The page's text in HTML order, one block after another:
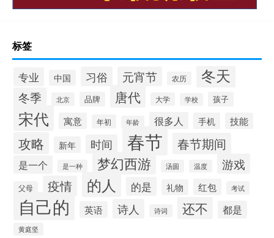
标签
专业 中国 习俗 元宵节 农历 冬天
冬季 北京 品牌 唐代 大学 学校 孩子
宋代 寓意 年初 年龄 很多人 手机 技能
攻略 新年 时间 春节 春节期间
是一个 是一种 梦幻西游 汤圆 温度 游戏
父母 疫情 的人 的是 礼物 红包 考试
自己的 英语 诗人 诗词 还不 都是
黄庭坚